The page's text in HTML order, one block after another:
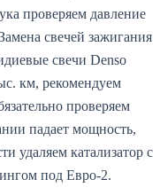
проверяем давление
свечей зажигания
свечи Denso
км, рекомендуем
проверяем
падает мощность,
удаляем катализатор с
под Евро-2.